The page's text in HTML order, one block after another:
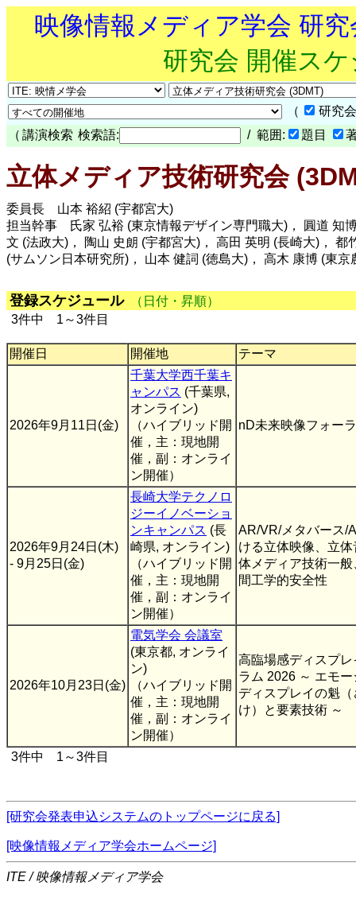
映像情報メディア学会 研
研究会 開催ス
（
研究
（ 講演検索 検索語: / 範囲: 題目
立体メディア技術研究会
委員長 山本 裕紹 (宇都宮大)
担当幹事 氏家 弘裕 (東京情報デザイン専門職大)， 圓道 知
文 (法政大)， 陶山 史朗 (宇都宮大)， 高田 英明 (長崎大)，
(サムソン日本研究所)， 山本 健詞 (徳島大)， 高木 康博 (東京
登録スケジュール
（日付・昇順）
3件中 1～3件目
開催日 開催地 テーマ
2026年9月11日(金)
千葉大学西千葉キ
ャンパス (千葉県,
オンライン)
（ハイブリッド開
催，主：現地開
催，副：オンライ
ン開催）
nD未来映像フォー
2026年9月24日(木)
- 9月25日(金)
⻑崎⼤学テクノロ
ジーイノベーショ
ンキャンパス (長
崎県, オンライン)
（ハイブリッド開
催，主：現地開
催，副：オンライ
ン開催）
AR/VR/メタバース/
ける立体映像、立
体メディア技術一般
間工学的安全性
2026年10月23日(金)
電気学会 会議室
(東京都, オンライ
ン)
（ハイブリッド開
催，主：現地開
催，副：オンライ
ン開催）
高臨場感ディスプレ
ラム 2026 ～ エモ
ディスプレイの魁（
け）と要素技術 ～
3件中 1～3件目
[研究会発表申込システムのトップページに戻る]
[映像情報メディア学会ホームページ]
ITE / 映像情報メディア学会